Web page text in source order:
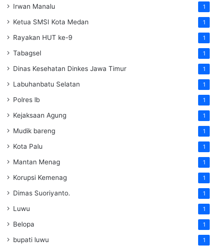
Irwan Manalu 1
Ketua SMSI Kota Medan 1
Rayakan HUT ke-9 1
Tabagsel 1
Dinas Kesehatan Dinkes Jawa Timur 1
Labuhanbatu Selatan 1
Polres lb 1
Kejaksaan Agung 1
Mudik bareng 1
Kota Palu 1
Mantan Menag 1
Korupsi Kemenag 1
Dimas Suoriyanto. 1
Luwu 1
Belopa 1
bupati luwu 1